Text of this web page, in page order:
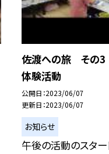
佐渡への旅 その
体験活動
公開日 2023/06/07
更新日 2023/06/07
お知らせ
午後の活動のスター